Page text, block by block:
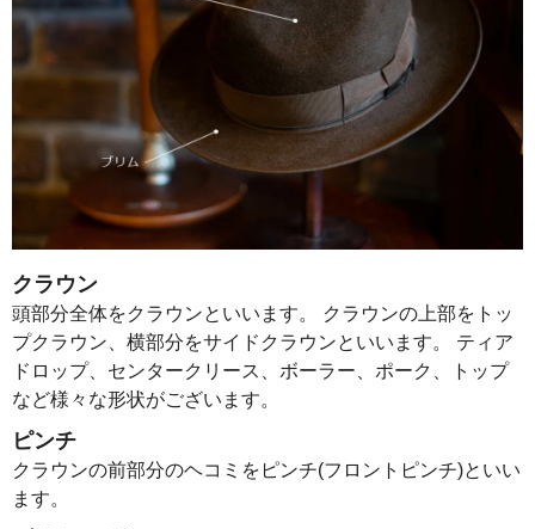
クラウン
頭部分全体をクラウンといいます。 クラウンの上部をトッ
プクラウン、横部分をサイドクラウンといいます。 ティア
ドロップ、センタークリース、ボーラー、ポーク、トップ
など様々な形状がございます。
ピンチ
クラウンの前部分のヘコミをピンチ(フロントピンチ)といい
ます。